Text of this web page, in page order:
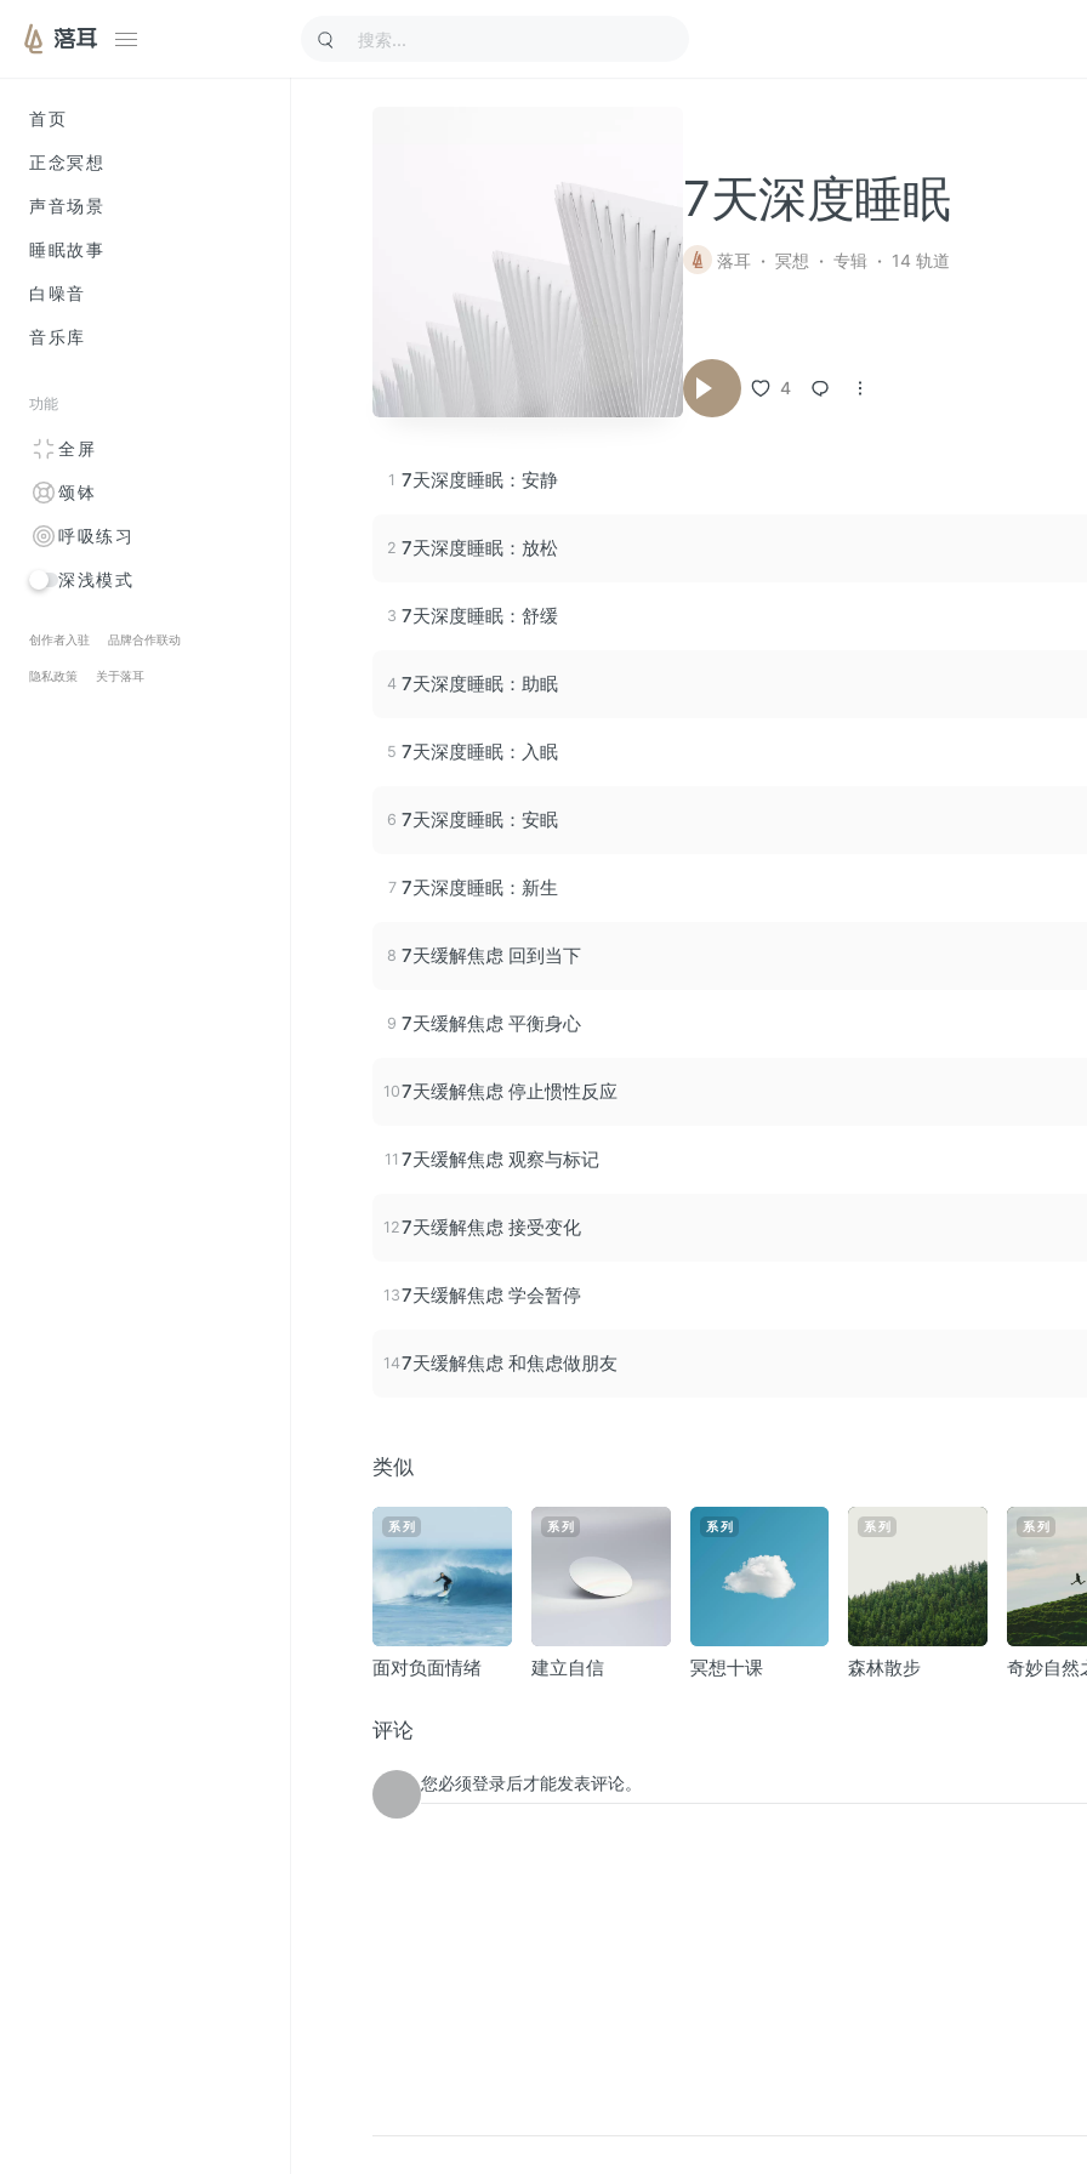
落耳
首页
正念冥想
声音场景
睡眠故事
白噪音
音乐库
功能
全屏
颂钵
呼吸练习
深浅模式
创作者入驻 品牌合作联动
隐私政策 关于落耳
7天深度睡眠
落耳 冥想 专辑 14 轨道
4
7天深度睡眠：安静
7天深度睡眠：放松
7天深度睡眠：舒缓
7天深度睡眠：助眠
7天深度睡眠：入眠
7天深度睡眠：安眠
7天深度睡眠：新生
7天缓解焦虑 回到当下
7天缓解焦虑 平衡身心
7天缓解焦虑 停止惯性反应
7天缓解焦虑 观察与标记
7天缓解焦虑 接受变化
7天缓解焦虑 学会暂停
7天缓解焦虑 和焦虑做朋友
类似
系列
面对负面情绪
系列
建立自信
系列
冥想十课
系列
森林散步
系列
奇妙自然
评论
您必须登录后才能发表评论。